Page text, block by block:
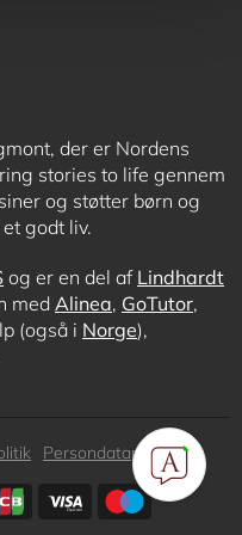
der er Nordens
stories to life gennem
og støtter børn og
godt liv.
og er en del af Lindhardt
med Alinea, GoTutor,
(også i Norge),
Persondatapolitik